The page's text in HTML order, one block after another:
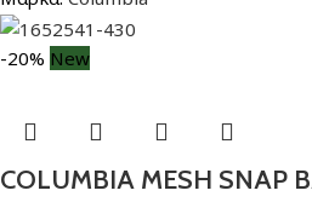
-20% New
COLUMBIA MESH SNAP